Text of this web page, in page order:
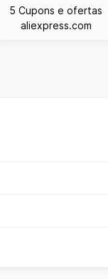
5 Cupons e ofertas
aliexpress.com